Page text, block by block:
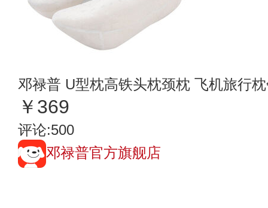
邓禄普 U型枕高铁头枕颈枕 飞机旅行
￥369
评论:500
邓禄普官方旗舰店